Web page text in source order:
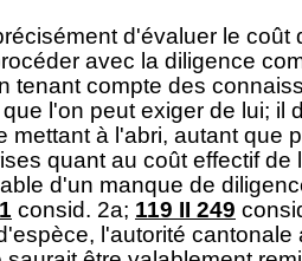
d'évaluer le coût
avec la diligence
tenant compte des
l'on peut exiger de lui; il
mettant à l'abri, autant que
quant au coût effectif de
d'un manque de
consid. 2a; 119 II 249
l'autorité cantonale